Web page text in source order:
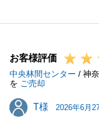
お仕事等でお忙
やご準備など、S
タイトなスケジュ
したこと、心より
また、何かお困
連絡をいただけま
お客様評価
中央林間センター / 神
を ご売却
T様
T様 2026年6月